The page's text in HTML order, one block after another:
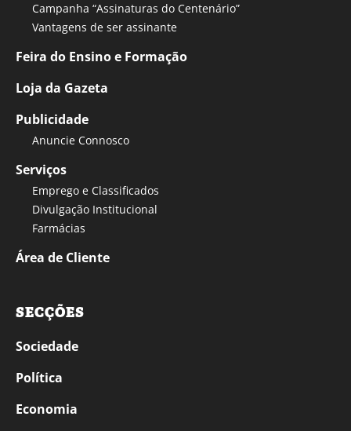
Campanha “Assinaturas do Centenário”
Vantagens de ser assinante
Feira do Ensino e Formação
Loja da Gazeta
Publicidade
Anuncie Connosco
Serviços
Emprego e Classificados
Divulgação Institucional
Farmácias
Área de Cliente
SECÇÕES
Sociedade
Política
Economia